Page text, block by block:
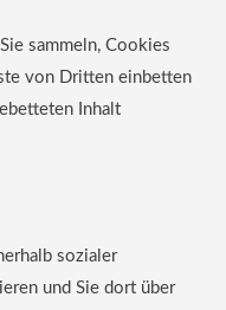
sammeln, Cookies
von Dritten einbetten
Inhalt
sozialer
und Sie dort über